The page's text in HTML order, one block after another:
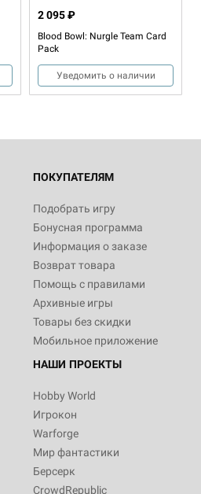
Blood Bowl: Nurgle Team Card
Pack
2 095 ₽
Уведомить о наличии
16+ Eng
White Dwarf January 2022
(Issue 472)
Товар снят с продажи
ПОКУПАТЕЛЯМ
Подобрать игру
Бонусная программа
Информация о заказе
Возврат товара
Помощь с правилами
Архивные игры
Товары без скидки
Мобильное приложение
НАШИ ПРОЕКТЫ
Hobby World
Игрокон
Warforge
Мир фантастики
Берсерк
CrowdRepublic